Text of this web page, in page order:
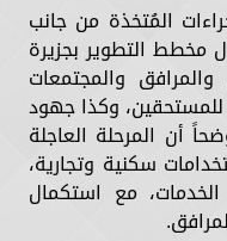
المُتخذة من جانب
مخطط التطوير بجزيرة
والمجتمعات
وكذا جهود
أن المرحلة العاجلة
سكنية وتجارية،
مع استكمال